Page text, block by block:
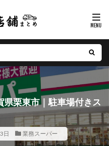
県栗東市｜駐車場付きス
日 業務スーパー
県 宮城県
秋田県
県 栃木県
群馬県
都 神奈川県
新潟県
県 石川県
福井県
県 三重県
滋賀県